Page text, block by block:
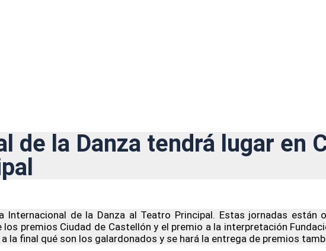
de la Danza tendrá lugar en
de la Danza al Teatro Principal. Estas jornadas están
premios Ciudad de Castellón y el premio a la interpretación
la final qué son los galardonados y se hará la entrega de premios